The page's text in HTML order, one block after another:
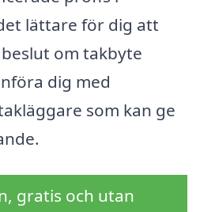
lättare för dig att
om takbyte
dig med
som kan ge
gratis och utan